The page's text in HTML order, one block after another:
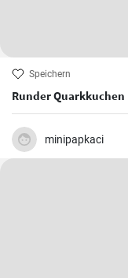
Speichern
Runder Quarkkuchen
minipapkaci